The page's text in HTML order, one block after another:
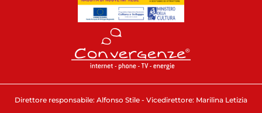
Direttore responsabile: Alfonso Stile - Vicedirettore: Marilina Letizia